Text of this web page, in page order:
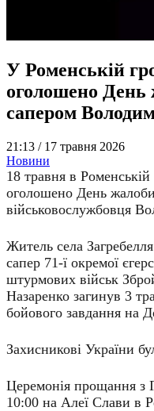
У Роменській
оголошено День
сапером
21:13 / 17 травня 2026
Новини
18 травня в Роменській
оголошено День жалоби
військовослужбовця
Житель села
сапер 71-ї окремої
штурмових військ
Назаренко загинув 3
бойового завдання на
Захисникові України
Церемонія прощання з
10:00 на Алеї Слави в